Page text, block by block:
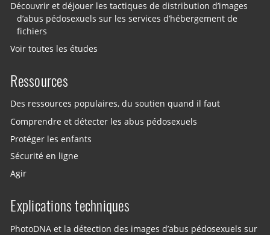
Découvrir et déjouer les tactiques de distribution d’images
d’abus pédosexuels sur les services d’hébergement de
fichiers
Voir toutes les études
Ressources
Des ressources populaires, du soutien quand il faut
Comprendre et détecter les abus pédosexuels
Protéger les enfants
Sécurité en ligne
Agir
Explications techniques
PhotoDNA et la détection des images d’abus pédosexuels sur